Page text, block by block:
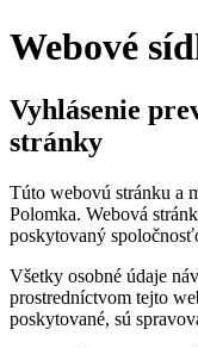
Webové
Vyhlásenie
stránky
Túto webovú stránku a
Polomka. Webová
poskytovaný
Všetky osobné údaje
prostredníctvom tejto
poskytované, sú